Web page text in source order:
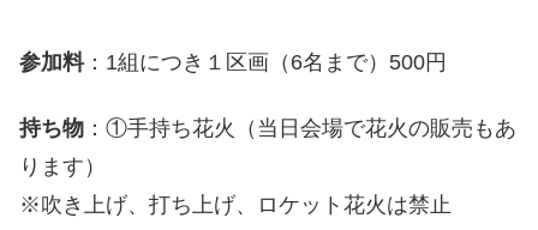
参加料：1組につき１区画（6名まで）500円
持ち物 ：①手持ち花火（当日会場で花火の販売もあ
ります）
※吹き上げ、打ち上げ、ロケット花火は禁止